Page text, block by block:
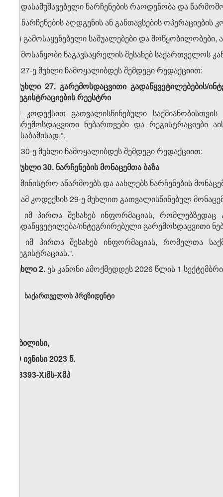
ბ) დასამუშავებელი ნარჩენების რაოდენობა და
გ) ნარჩენების აღდგენის ან განთავსების
დ) გამოსაყენებელი საშუალებები და
ე) მოსაწყობი ნაგავსაყრელის შესახებ
5. 27-ე მუხლი ჩამოყალიბდეს შემდეგი რედაქციით:
„მუხლი 27. გარემოსდაცვითი გადაწყვეტილებების/
რეგისტრაციების რეესტრი
ამ კოდექსით გათვალისწინებული
გარემოსდაცვითი ნებართვები და რეგისტრაციები
შესაბამისად.“.
6. 30-ე მუხლი ჩამოყალიბდეს შემდეგი რედაქციით:
„მუხლი 30. ნარჩენების მონაცემთა ბაზა
სამინისტრო აწარმოებს და აახლებს ნარჩენების
ა) ამ კოდექსის 29-ე მუხლით გათვალისწინებულ
ბ) იმ პირთა შესახებ ინფორმაციას,
გადაწყვეტილება/ინტეგრირებული გარემოსდაცვითი
გ) იმ პირთა შესახებ ინფორმაციას, რომელთა
რეგისტრაციას.“.
მუხლი 2. ეს კანონი ამოქმედდეს 2026 წლის 1
საქართველოს პრეზიდენტი
თბილისი,
29 ივნისი 2023 წ.
N3393-XIმს-Xმპ